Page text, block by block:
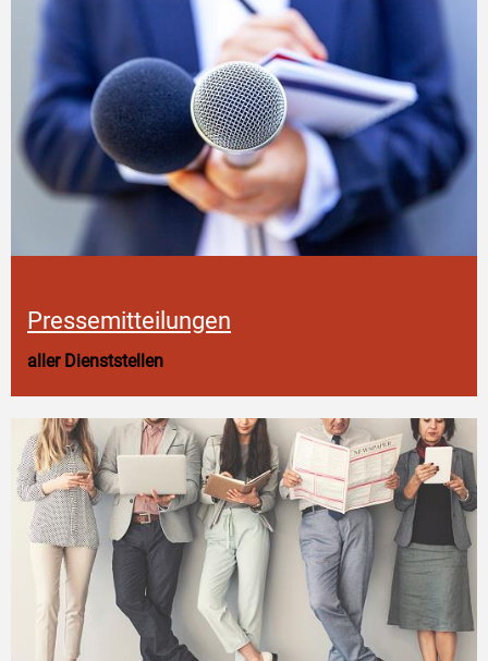
Pressemitteilungen
aller Dienststellen